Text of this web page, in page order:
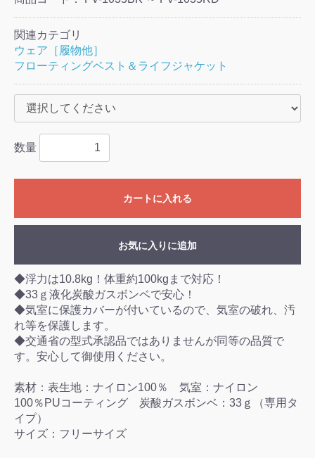
関連カテゴリ
ウェア［履物他］
フローティングベスト＆ライフジャケット
数量
カートに入れる
お気に入りに追加
◆浮力は10.8kg！体重約100kgまで対応！
◆33ｇ液化炭酸ガスボンベで安心！
◆気室に保護カバーが付いているので、気室の破れ、汚
れ等を保護します。
◆交通省の型式承認品ではありませんが同等の品質で
す。安心して御使用ください。
素材：表生地：ナイロン100％ 気室：ナイロン
100％PUコーティング 炭酸ガスボンベ：33ｇ（専用タ
イプ）
サイズ：フリーサイズ